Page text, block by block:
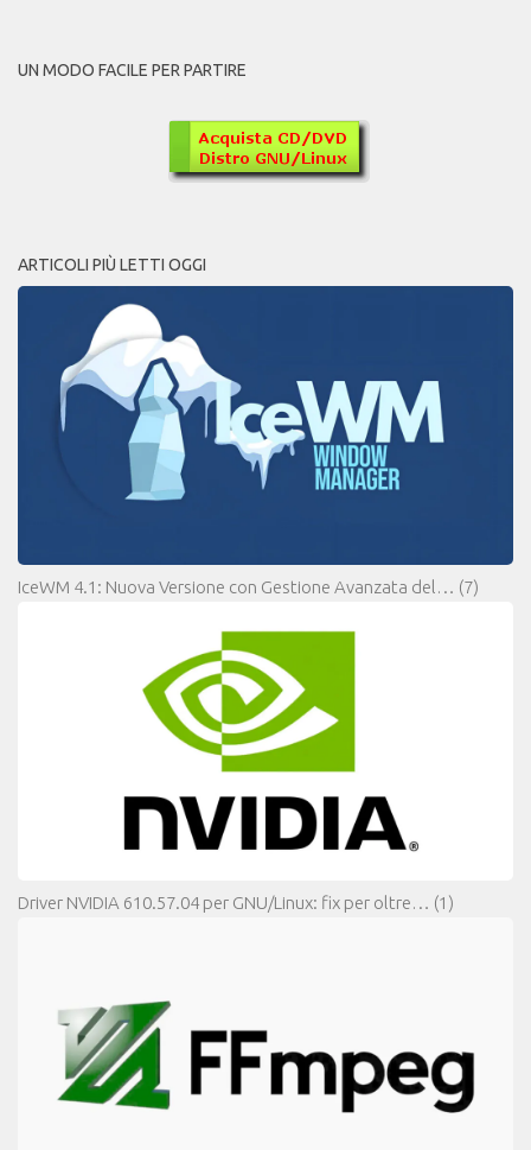
UN MODO FACILE PER PARTIRE
ARTICOLI PIÙ LETTI OGGI
IceWM 4.1: Nuova Versione con Gestione Avanzata del… (7)
Driver NVIDIA 610.57.04 per GNU/Linux: fix per oltre… (1)